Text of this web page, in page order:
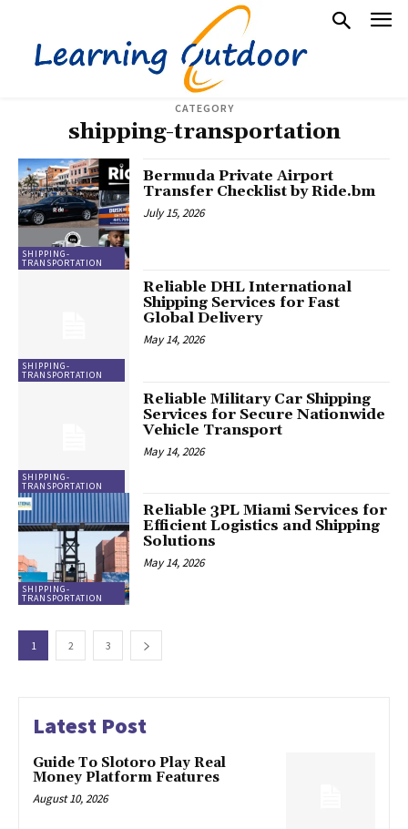
CATEGORY
shipping-transportation
SHIPPING-
TRANSPORTATION
Bermuda Private Airport
Transfer Checklist by Ride.bm
July 15, 2026
SHIPPING-
TRANSPORTATION
Reliable DHL International
Shipping Services for Fast
Global Delivery
May 14, 2026
SHIPPING-
TRANSPORTATION
Reliable Military Car Shipping
Services for Secure Nationwide
Vehicle Transport
May 14, 2026
SHIPPING-
TRANSPORTATION
Reliable 3PL Miami Services for
Efficient Logistics and Shipping
Solutions
May 14, 2026
1 2 3
Latest Post
Guide To Slotoro Play Real
Money Platform Features
August 10, 2026